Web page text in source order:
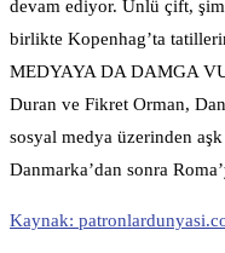
devam ediyor. Ünlü çift,
birlikte Kopenhag’ta
MEDYAYA DA DAMGA
Duran ve Fikret Orman,
sosyal medya üzerinden
Danmarka’dan sonra
Kaynak: